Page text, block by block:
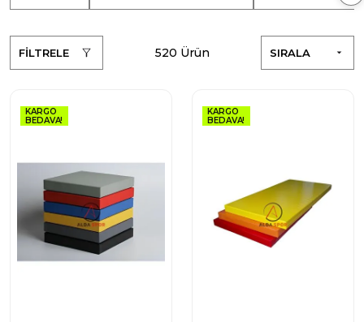
FİLTRELE SIRALA
520 Ürün
KARGO
BEDAVA!
KARGO
BEDAVA!